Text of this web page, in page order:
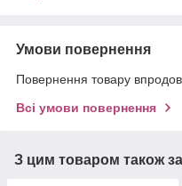
Умови повернення
Повернення товару
Всі умови повернення
З цим товаром також